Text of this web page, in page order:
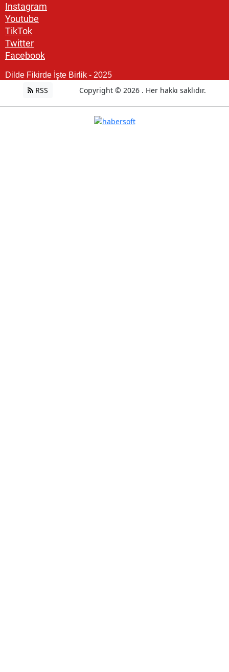
Instagram
Youtube
TikTok
Twitter
Facebook
Dilde Fikirde İşte Birlik - 2025
RSS Copyright © 2026 . Her hakkı saklıdır.